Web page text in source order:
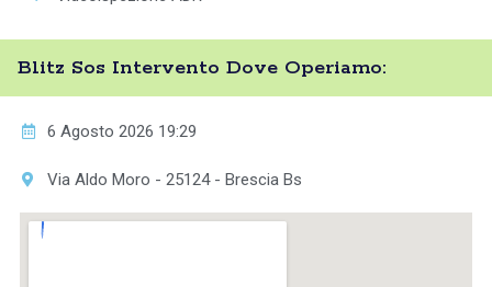
Blitz Sos Intervento Dove Operiamo:
6 Agosto 2026 19:29
Via Aldo Moro - 25124 - Brescia Bs